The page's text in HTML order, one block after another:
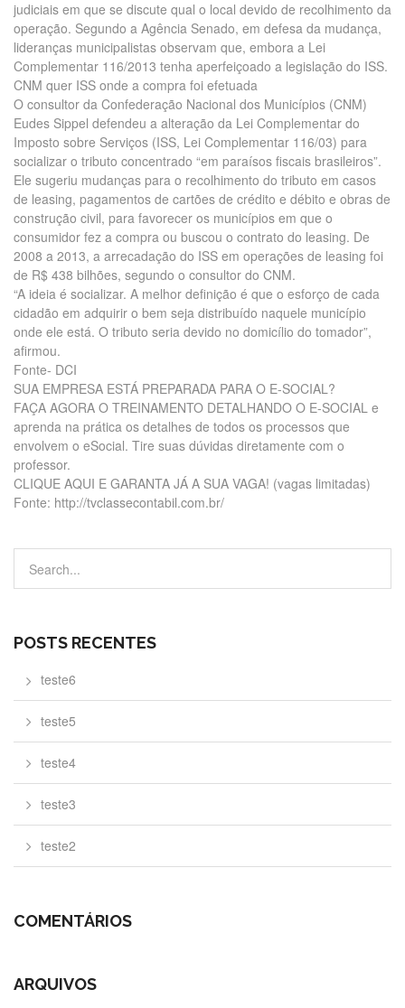
judiciais em que se discute qual o local devido de recolhimento da
operação. Segundo a Agência Senado, em defesa da mudança,
lideranças municipalistas observam que, embora a Lei
Complementar 116/2013 tenha aperfeiçoado a legislação do ISS.
CNM quer ISS onde a compra foi efetuada
O consultor da Confederação Nacional dos Municípios (CNM)
Eudes Sippel defendeu a alteração da Lei Complementar do
Imposto sobre Serviços (ISS, Lei Complementar 116/03) para
socializar o tributo concentrado “em paraísos fiscais brasileiros”.
Ele sugeriu mudanças para o recolhimento do tributo em casos
de leasing, pagamentos de cartões de crédito e débito e obras de
construção civil, para favorecer os municípios em que o
consumidor fez a compra ou buscou o contrato do leasing. De
2008 a 2013, a arrecadação do ISS em operações de leasing foi
de R$ 438 bilhões, segundo o consultor do CNM.
“A ideia é socializar. A melhor definição é que o esforço de cada
cidadão em adquirir o bem seja distribuído naquele município
onde ele está. O tributo seria devido no domicílio do tomador”,
afirmou.
Fonte- DCI
SUA EMPRESA ESTÁ PREPARADA PARA O E-SOCIAL?
FAÇA AGORA O TREINAMENTO DETALHANDO O E-SOCIAL e
aprenda na prática os detalhes de todos os processos que
envolvem o eSocial. Tire suas dúvidas diretamente com o
professor.
CLIQUE AQUI E GARANTA JÁ A SUA VAGA! (vagas limitadas)
Fonte: http://tvclassecontabil.com.br/
POSTS RECENTES
teste6
teste5
teste4
teste3
teste2
COMENTÁRIOS
ARQUIVOS